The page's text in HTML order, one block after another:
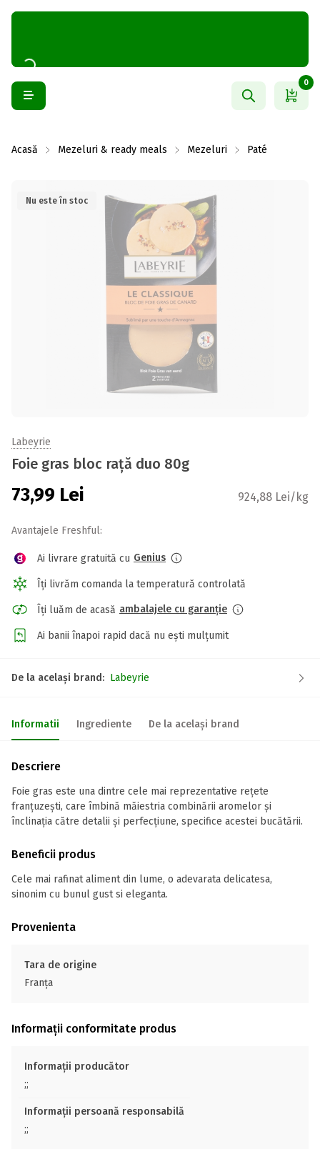
0
Acasă Mezeluri & ready meals Mezeluri Paté
Nu este în stoc
Labeyrie
Foie gras bloc rață duo 80g
73,99 Lei 924,88 Lei/kg
Avantajele Freshful:
Ai livrare gratuită cu Genius
Îți livrăm comanda la temperatură controlată
Îți luăm de acasă ambalajele cu garanție
Ai banii înapoi rapid dacă nu ești mulțumit
De la același brand: Labeyrie
Informatii Ingrediente De la același brand
Descriere
Foie gras este una dintre cele mai reprezentative rețete
franțuzești, care îmbină măiestria combinării aromelor și
înclinația către detalii și perfecțiune, specifice acestei bucătării.
Beneficii produs
Cele mai rafinat aliment din lume, o adevarata delicatesa,
sinonim cu bunul gust si eleganta.
Provenienta
Tara de origine
Franţa
Informații conformitate produs
Informații producător
;;
Informații persoană responsabilă
;;